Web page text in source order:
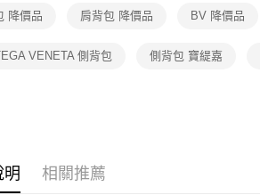
降價品 肩背包 降價品 BV 降價品
VENETA 側背包 側背包 寶緹嘉
明 相關推薦